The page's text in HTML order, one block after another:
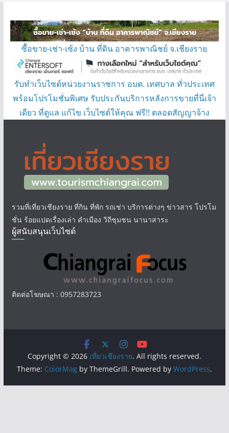
ซื้อขาย-เช่า-เซ้ง บ้าน ที่ดิน อาคารพาณิชย์ จ.เชียงราย
รับทำเว็บไซต์หน่วยงานราชการ อบต. เทศบาล ทั่วประเทศ
พร้อมโปรโมชั่นพิเศษ รับประกันบริการหลังการขายที่นี่เจ้า
เดียว ที่ดูแล แก้ไข เว็บไซต์ให้คุณ ฟรี!! ตลอดสัญญาจ้าง
รวมที่เที่ยวเชียงราย ที่กิน ที่พัก รถเช่า บริการต่างๆ ข่าวสาร โปรโม
ชั่น ร้อยแปดเรื่องเล่า คำเมือง วิถีชุมชน นานาสาระ
ผู้สนับสนุนเว็บไซต์
ติดต่อโฆษณา : 0957283723
Copyright © 2026 เที่ยวเชียงราย. All rights reserved.
Theme: ColorMagby ThemeGrill. Powered by WordPress.